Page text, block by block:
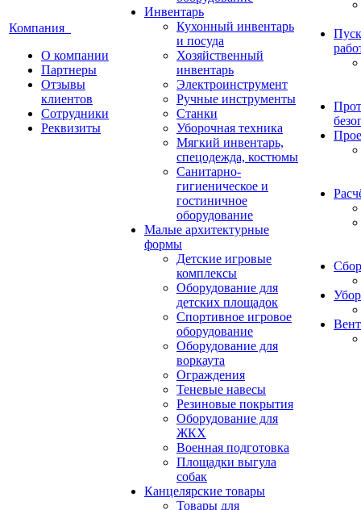
Компания
О компании
Партнеры
Отзывы
клиентов
Сотрудники
Реквизиты
Инвентарь
Кухонный инвентарь
и посуда
Хозяйственный
инвентарь
Электроинструмент
Ручные инструменты
Станки
Уборочная техника
Мягкий инвентарь,
спецодежда, костюмы
Санитарно-
гигиеническое и
гостиничное
оборудование
Малые архитектурные
формы
Детские игровые
комплексы
Оборудование для
детских площадок
Спортивное игровое
оборудование
Оборудование для
воркаута
Ограждения
Теневые навесы
Резиновые покрытия
Оборудование для
ЖКХ
Военная подготовка
Площадки выгула
собак
Канцелярские товары
Товары для